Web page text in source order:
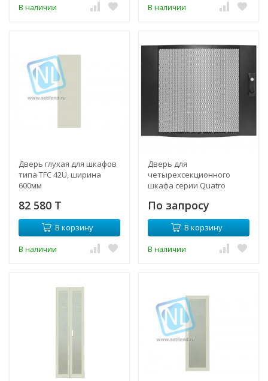
В наличии В наличии
Дверь глухая для шкафов
типа TFC 42U, ширина
600мм
82 580 T
В корзину
В наличии
Дверь для
четырехсекционного
шкафа серии Quatro
По запросу
В корзину
В наличии